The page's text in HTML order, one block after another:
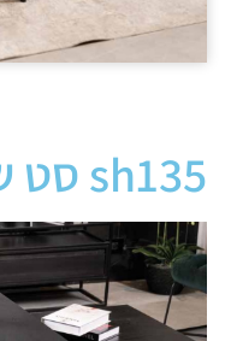
sh135 סט שולחנות